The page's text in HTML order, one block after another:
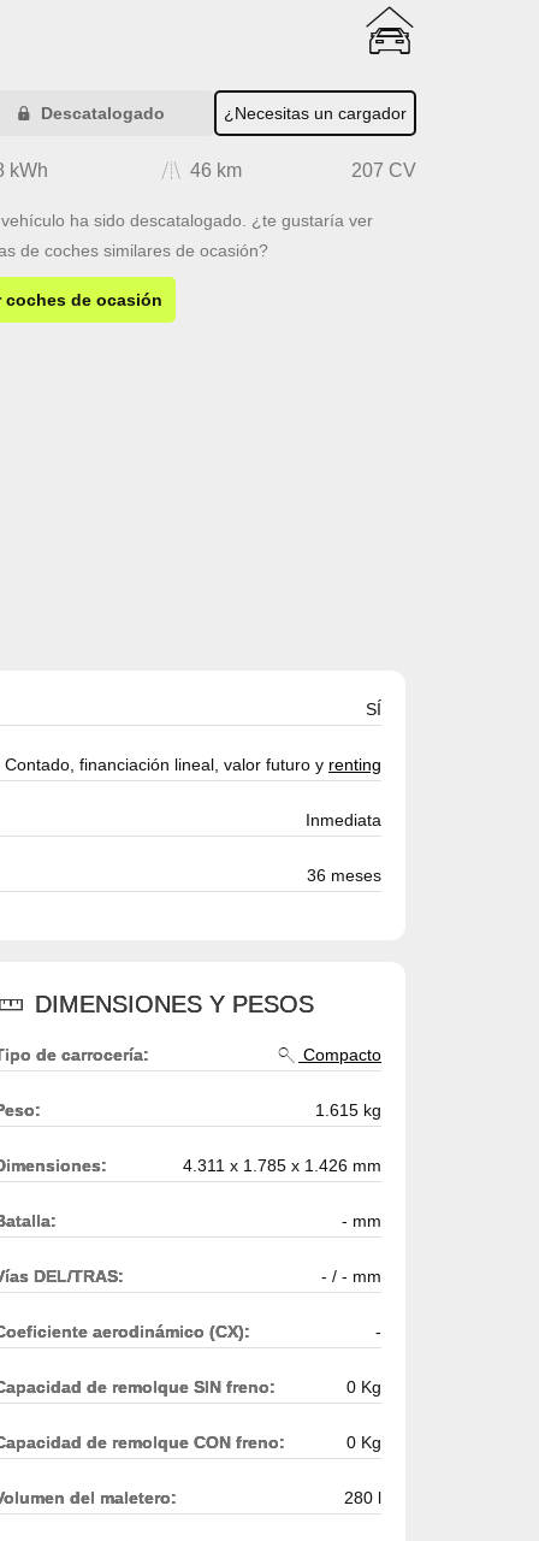
Descatalogado ¿Necesitas un cargador
kWh 46 km 207 CV
ha sido descatalogado. ¿te gustaría ver
de coches similares de ocasión?
coches de ocasión
SÍ
Contado, financiación lineal, valor futuro y renting
Inmediata
36 meses
DIMENSIONES Y PESOS
de carrocería: Compacto
1.615 kg
4.311 x 1.785 x 1.426 mm
- mm
DEL/TRAS: - / - mm
aerodinámico (CX): -
de remolque SIN freno: 0 Kg
de remolque CON freno: 0 Kg
del maletero: 280 l